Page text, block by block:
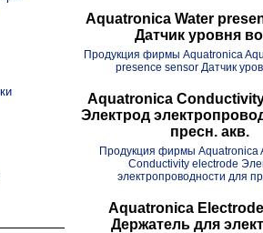
Aquatronica Water
Датчик уровня
Продукция фирмы Aquatronica
presence sensor Датчик
Aquatronica
Электрод
пресн. акв.
Продукция фирмы Aquatronica
Conductivity electrode
электропроводности для
Aquatronica
Держатель для